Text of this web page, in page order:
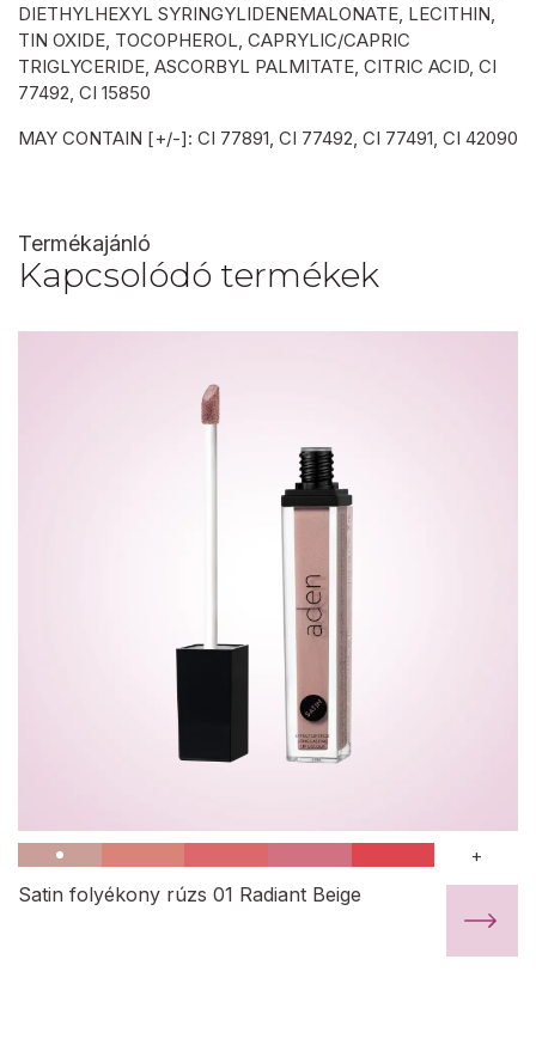
DIETHYLHEXYL SYRINGYLIDENEMALONATE, LECITHIN,
TIN OXIDE, TOCOPHEROL, CAPRYLIC/CAPRIC
TRIGLYCERIDE, ASCORBYL PALMITATE, CITRIC ACID, CI
77492, CI 15850
MAY CONTAIN [+/-]: CI 77891, CI 77492, CI 77491, CI 42090
Termékajánló
Kapcsolódó termékek
+
Satin folyékony rúzs 01 Radiant Beige